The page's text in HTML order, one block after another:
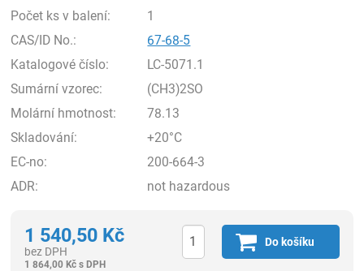
Počet ks v balení:
1
CAS/ID No.:
67-68-5
Katalogové číslo:
LC-5071.1
Sumární vzorec:
(CH3)2SO
Molární hmotnost:
78.13
Skladování:
+20°C
EC-no:
200-664-3
ADR:
not hazardous
1 540,50 Kč
bez DPH
1 864,00Kč s DPH
Do košíku